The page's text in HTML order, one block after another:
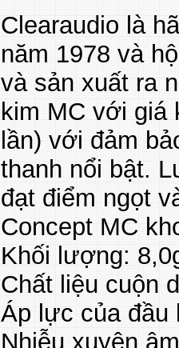
Clearaudio là
năm 1978 và
và sản xuất ra
kim MC với giá
lần) với đảm
thanh nổi bật.
đạt điểm ngọt
Concept MC
Khối lượng:
Chất liệu cuộn
Áp lực của đầu
Nhiễu xuyên